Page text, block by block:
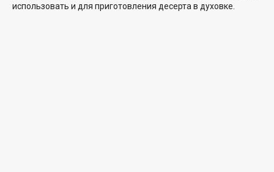
использовать и для приготовления десерта в духовке.